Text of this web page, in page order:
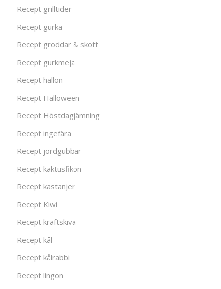
Recept grilltider
Recept gurka
Recept groddar & skott
Recept gurkmeja
Recept hallon
Recept Halloween
Recept Höstdagjämning
Recept ingefära
Recept jordgubbar
Recept kaktusfikon
Recept kastanjer
Recept Kiwi
Recept kräftskiva
Recept kål
Recept kålrabbi
Recept lingon